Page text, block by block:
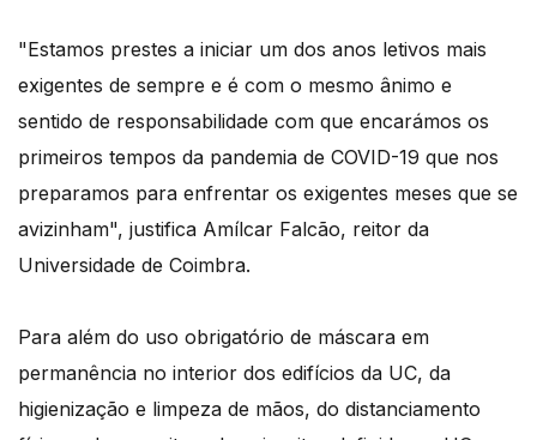
"Estamos prestes a iniciar um dos anos letivos mais
exigentes de sempre e é com o mesmo ânimo e
sentido de responsabilidade com que encarámos os
primeiros tempos da pandemia de COVID-19 que nos
preparamos para enfrentar os exigentes meses que se
avizinham", justifica Amílcar Falcão, reitor da
Universidade de Coimbra.
Para além do uso obrigatório de máscara em
permanência no interior dos edifícios da UC, da
higienização e limpeza de mãos, do distanciamento